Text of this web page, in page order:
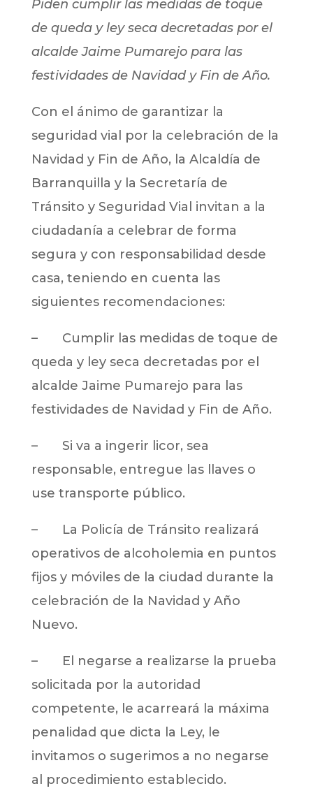
Piden cumplir las medidas de toque
de queda y ley seca decretadas por el
alcalde Jaime Pumarejo para las
festividades de Navidad y Fin de Año.
Con el ánimo de garantizar la
seguridad vial por la celebración de la
Navidad y Fin de Año, la Alcaldía de
Barranquilla y la Secretaría de
Tránsito y Seguridad Vial invitan a la
ciudadanía a celebrar de forma
segura y con responsabilidad desde
casa, teniendo en cuenta las
siguientes recomendaciones:
– Cumplir las medidas de toque de
queda y ley seca decretadas por el
alcalde Jaime Pumarejo para las
festividades de Navidad y Fin de Año.
– Si va a ingerir licor, sea
responsable, entregue las llaves o
use transporte público.
– La Policía de Tránsito realizará
operativos de alcoholemia en puntos
fijos y móviles de la ciudad durante la
celebración de la Navidad y Año
Nuevo.
– El negarse a realizarse la prueba
solicitada por la autoridad
competente, le acarreará la máxima
penalidad que dicta la Ley, le
invitamos o sugerimos a no negarse
al procedimiento establecido.